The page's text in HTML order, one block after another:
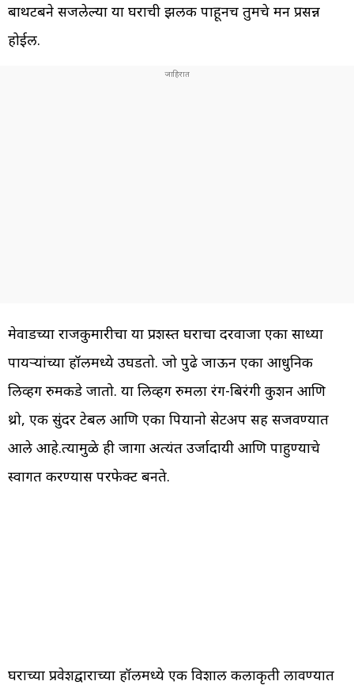
बाथटबने सजलेल्या या घराची झलक पाहूनच तुमचे मन प्रसन्न
होईल.
मेवाडच्या राजकुमारीचा या प्रशस्त घराचा दरवाजा एका साध्या
पायऱ्यांच्या हॉलमध्ये उघडतो. जो पुढे जाऊन एका आधुनिक
लिव्हींग रुमकडे जातो. या लिव्हींग रुमला रंग-बिरंगी कुशन आणि
थ्रो, एक सुंदर टेबल आणि एका पियानो सेटअप सह सजवण्यात
आले आहे.त्यामुळे ही जागा अत्यंत उर्जादायी आणि पाहुण्याचे
स्वागत करण्यास परफेक्ट बनते.
घराच्या प्रवेशद्वाराच्या हॉलमध्ये एक विशाल कलाकृती लावण्यात